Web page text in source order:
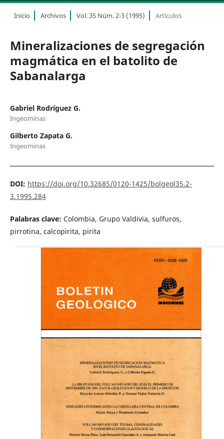
Inicio Archivos Vol. 35 Núm. 2-3 (1995) Artículos
Mineralizaciones de segregación
magmática en el batolito de
Sabanalarga
Gabriel Rodríguez G.
Ingeominas
Gilberto Zapata G.
Ingeominas
DOI: https://doi.org/10.32685/0120-1425/bolgeol35.2-
3.1995.284
Palabras clave: Colombia, Grupo Valdivia, sulfuros,
pirrotina, calcopirita, pirita